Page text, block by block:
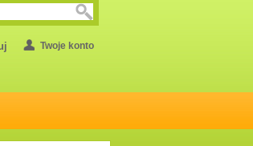
Twoje konto